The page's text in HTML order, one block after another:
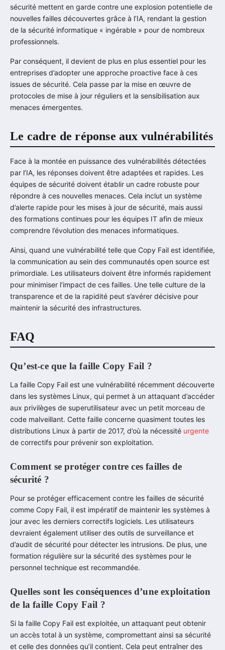
sécurité mettent en garde contre une explosion potentielle de
nouvelles failles découvertes grâce à l’IA, rendant la gestion
de la sécurité informatique « ingérable » pour de nombreux
professionnels.
Par conséquent, il devient de plus en plus essentiel pour les
entreprises d’adopter une approche proactive face à ces
issues de sécurité. Cela passe par la mise en œuvre de
protocoles de mise à jour réguliers et la sensibilisation aux
menaces émergentes.
Le cadre de réponse aux vulnérabilités
Face à la montée en puissance des vulnérabilités détectées
par l’IA, les réponses doivent être adaptées et rapides. Les
équipes de sécurité doivent établir un cadre robuste pour
répondre à ces nouvelles menaces. Cela inclut un système
d’alerte rapide pour les mises à jour de sécurité, mais aussi
des formations continues pour les équipes IT afin de mieux
comprendre l’évolution des menaces informatiques.
Ainsi, quand une vulnérabilité telle que Copy Fail est identifiée,
la communication au sein des communautés open source est
primordiale. Les utilisateurs doivent être informés rapidement
pour minimiser l’impact de ces failles. Une telle culture de la
transparence et de la rapidité peut s’avérer décisive pour
maintenir la sécurité des infrastructures.
FAQ
Qu’est-ce que la faille Copy Fail ?
La faille Copy Fail est une vulnérabilité récemment découverte
dans les systèmes Linux, qui permet à un attaquant d’accéder
aux privilèges de superutilisateur avec un petit morceau de
code malveillant. Cette faille concerne quasiment toutes les
distributions Linux à partir de 2017, d’où la nécessité urgente
de correctifs pour prévenir son exploitation.
Comment se protéger contre ces failles de
sécurité ?
Pour se protéger efficacement contre les failles de sécurité
comme Copy Fail, il est impératif de maintenir les systèmes à
jour avec les derniers correctifs logiciels. Les utilisateurs
devraient également utiliser des outils de surveillance et
d’audit de sécurité pour détecter les intrusions. De plus, une
formation régulière sur la sécurité des systèmes pour le
personnel technique est recommandée.
Quelles sont les conséquences d’une exploitation
de la faille Copy Fail ?
Si la faille Copy Fail est exploitée, un attaquant peut obtenir
un accès total à un système, compromettant ainsi sa sécurité
et celle des données qu’il contient. Cela peut entraîner des